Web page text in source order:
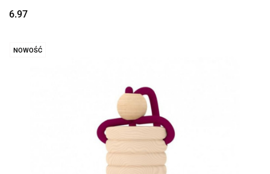
6.97
NOWOŚĆ